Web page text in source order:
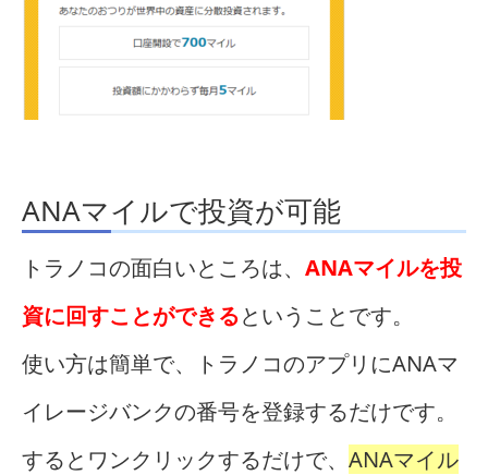
ANAマイルで投資が可能
トラノコの面白いところは、 ANAマイルを投
資に回すことができるということです。
使い方は簡単で、トラノコのアプリにANAマ
イレージバンクの番号を登録するだけです。
するとワンクリックするだけで、 ANAマイル